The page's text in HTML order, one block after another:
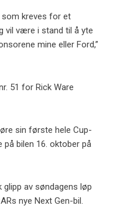
kreves for et
vil være i stand til å yte
mine eller Ford,”
51 for Rick Ware
sin første hele Cup-
bilen 16. oktober på
glipp av søndagens løp
nye Next Gen-bil.